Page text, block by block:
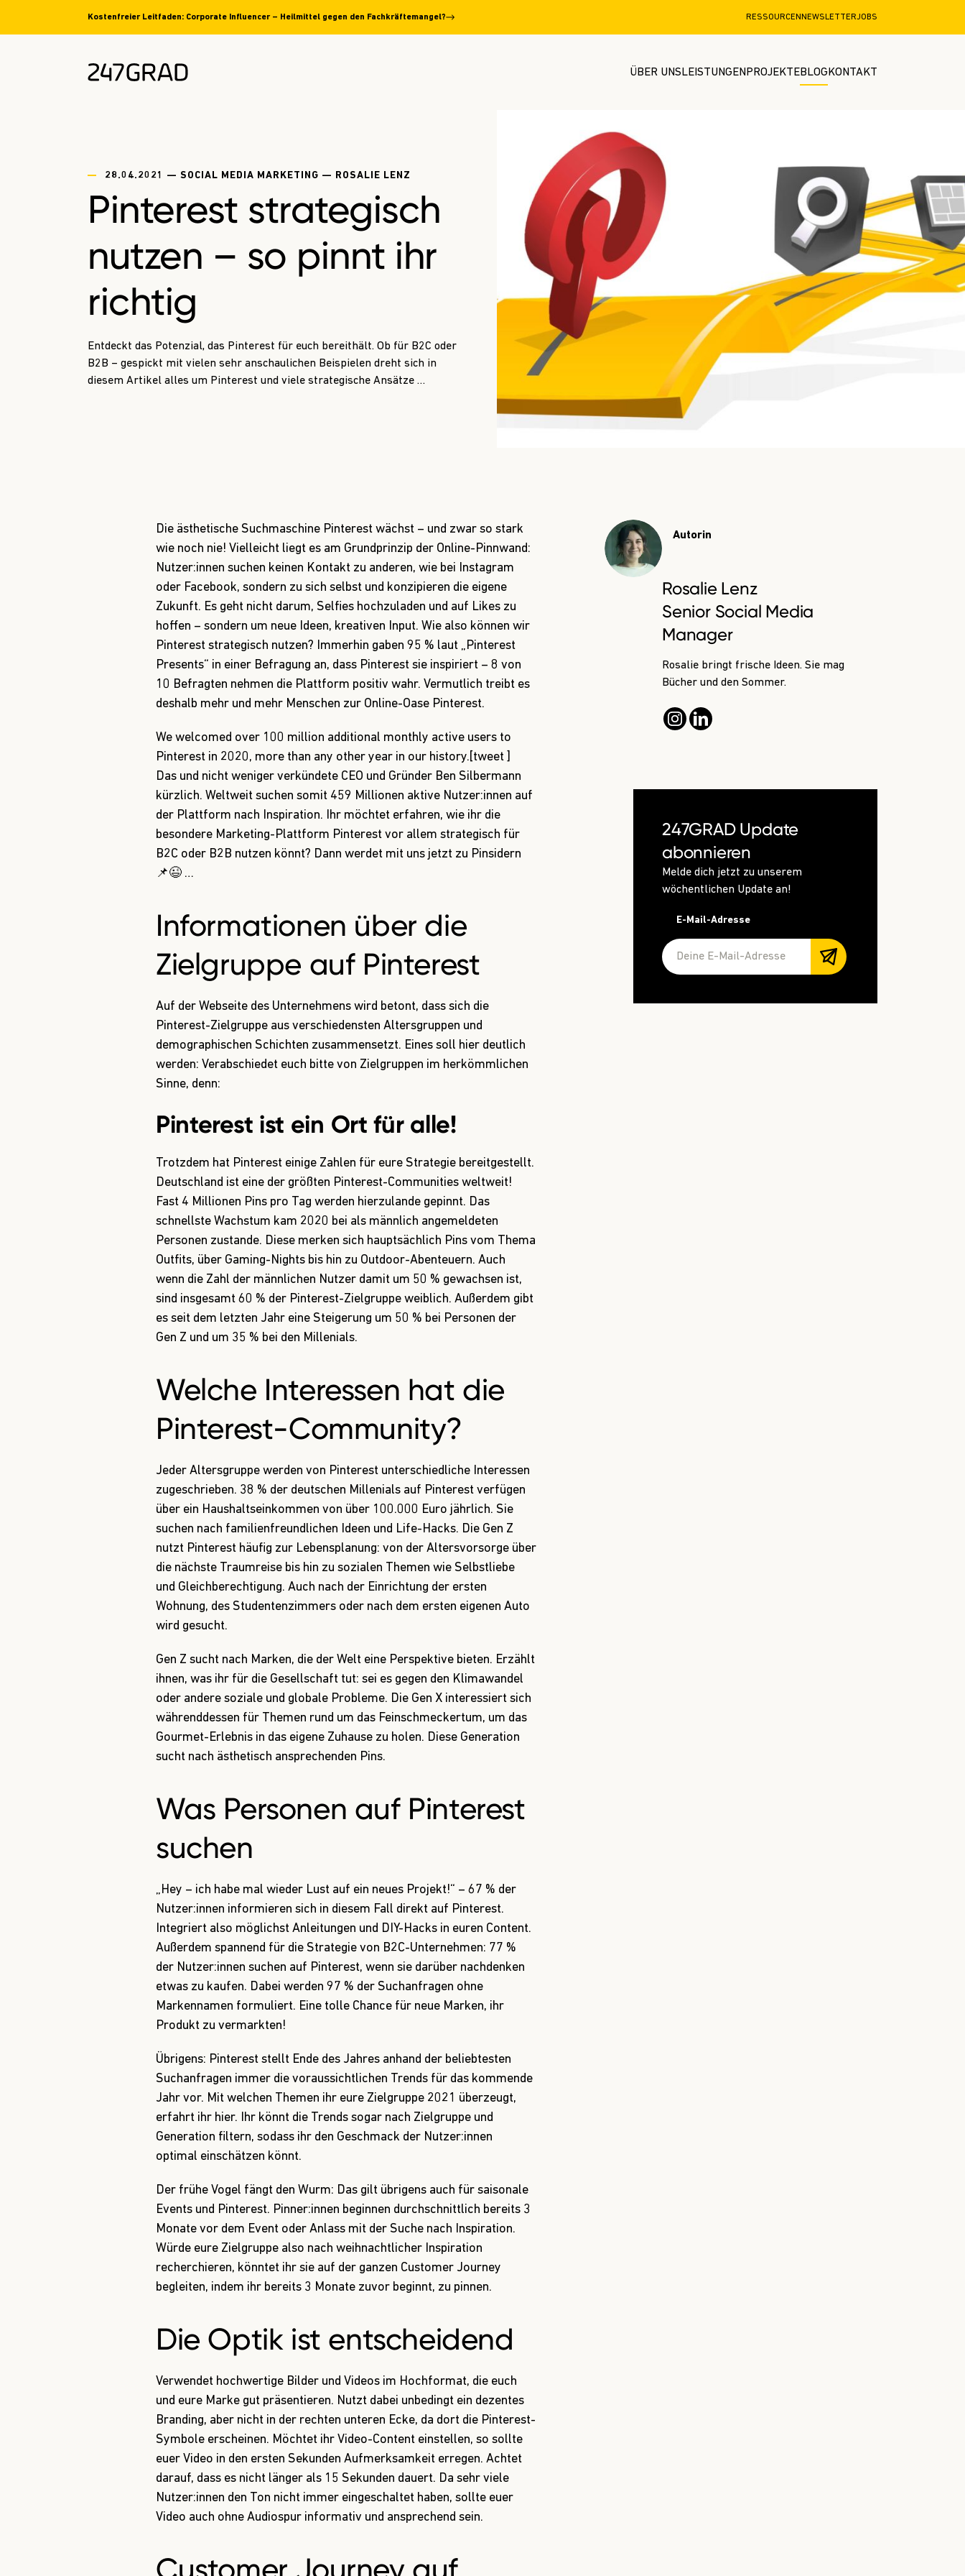
Kostenfreier Leitfaden: Corporate Influencer – Heilmittel gegen den Fachkräftemangel? RESSOURCEN NEWSLETTERJOBS
ÜBER UNS LEISTUNGEN PROJEKTEBLOG KONTAKT
28.04.2021 — SOCIAL MEDIA MARKETING — ROSALIE LENZ
Pinterest strategisch
nutzen – so pinnt ihr
richtig
Entdeckt das Potenzial, das Pinterest für euch bereithält. Ob für B2C oder
B2B – gespickt mit vielen sehr anschaulichen Beispielen dreht sich in
diesem Artikel alles um Pinterest und viele strategische Ansätze …
Die ästhetische Suchmaschine Pinterest wächst – und zwar so stark
wie noch nie! Vielleicht liegt es am Grundprinzip der Online-Pinnwand:
Nutzer:innen suchen keinen Kontakt zu anderen, wie bei Instagram
oder Facebook, sondern zu sich selbst und konzipieren die eigene
Zukunft. Es geht nicht darum, Selfies hochzuladen und auf Likes zu
hoffen – sondern um neue Ideen, kreativen Input. Wie also können wir
Pinterest strategisch nutzen? Immerhin gaben 95 % laut „Pinterest
Presents“ in einer Befragung an, dass Pinterest sie inspiriert – 8 von
10 Befragten nehmen die Plattform positiv wahr. Vermutlich treibt es
deshalb mehr und mehr Menschen zur Online-Oase Pinterest.
We welcomed over 100 million additional monthly active users to
Pinterest in 2020, more than any other year in our history.[tweet ]
Das und nicht weniger verkündete CEO und Gründer Ben Silbermann
kürzlich. Weltweit suchen somit 459 Millionen aktive Nutzer:innen auf
der Plattform nach Inspiration. Ihr möchtet erfahren, wie ihr die
besondere Marketing-Plattform Pinterest vor allem strategisch für
B2C oder B2B nutzen könnt? Dann werdet mit uns jetzt zu Pinsidern
📌😉 …
Informationen über die
Zielgruppe auf Pinterest
Auf der Webseite des Unternehmens wird betont, dass sich die
Pinterest-Zielgruppe aus verschiedensten Altersgruppen und
demographischen Schichten zusammensetzt. Eines soll hier deutlich
werden: Verabschiedet euch bitte von Zielgruppen im herkömmlichen
Sinne, denn:
Pinterest ist ein Ort für alle!
Trotzdem hat Pinterest einige Zahlen für eure Strategie bereitgestellt.
Deutschland ist eine der größten Pinterest-Communities weltweit!
Fast 4 Millionen Pins pro Tag werden hierzulande gepinnt. Das
schnellste Wachstum kam 2020 bei als männlich angemeldeten
Personen zustande. Diese merken sich hauptsächlich Pins vom Thema
Outfits, über Gaming-Nights bis hin zu Outdoor-Abenteuern. Auch
wenn die Zahl der männlichen Nutzer damit um 50 % gewachsen ist,
sind insgesamt 60 % der Pinterest-Zielgruppe weiblich. Außerdem gibt
es seit dem letzten Jahr eine Steigerung um 50 % bei Personen der
Gen Z und um 35 % bei den Millenials.
Welche Interessen hat die
Pinterest-Community?
Jeder Altersgruppe werden von Pinterest unterschiedliche Interessen
zugeschrieben. 38 % der deutschen Millenials auf Pinterest verfügen
über ein Haushaltseinkommen von über 100.000 Euro jährlich. Sie
suchen nach familienfreundlichen Ideen und Life-Hacks. Die Gen Z
nutzt Pinterest häufig zur Lebensplanung: von der Altersvorsorge über
die nächste Traumreise bis hin zu sozialen Themen wie Selbstliebe
und Gleichberechtigung. Auch nach der Einrichtung der ersten
Wohnung, des Studentenzimmers oder nach dem ersten eigenen Auto
wird gesucht.
Gen Z sucht nach Marken, die der Welt eine Perspektive bieten. Erzählt
ihnen, was ihr für die Gesellschaft tut: sei es gegen den Klimawandel
oder andere soziale und globale Probleme. Die Gen X interessiert sich
währenddessen für Themen rund um das Feinschmeckertum, um das
Gourmet-Erlebnis in das eigene Zuhause zu holen. Diese Generation
sucht nach ästhetisch ansprechenden Pins.
Was Personen auf Pinterest
suchen
„Hey – ich habe mal wieder Lust auf ein neues Projekt!“ – 67 % der
Nutzer:innen informieren sich in diesem Fall direkt auf Pinterest.
Integriert also möglichst Anleitungen und DIY-Hacks in euren Content.
Außerdem spannend für die Strategie von B2C-Unternehmen: 77 %
der Nutzer:innen suchen auf Pinterest, wenn sie darüber nachdenken
etwas zu kaufen. Dabei werden 97 % der Suchanfragen ohne
Markennamen formuliert. Eine tolle Chance für neue Marken, ihr
Produkt zu vermarkten!
Übrigens: Pinterest stellt Ende des Jahres anhand der beliebtesten
Suchanfragen immer die voraussichtlichen Trends für das kommende
Jahr vor. Mit welchen Themen ihr eure Zielgruppe 2021 überzeugt,
erfahrt ihr hier. Ihr könnt die Trends sogar nach Zielgruppe und
Generation filtern, sodass ihr den Geschmack der Nutzer:innen
optimal einschätzen könnt.
Der frühe Vogel fängt den Wurm: Das gilt übrigens auch für saisonale
Events und Pinterest. Pinner:innen beginnen durchschnittlich bereits 3
Monate vor dem Event oder Anlass mit der Suche nach Inspiration.
Würde eure Zielgruppe also nach weihnachtlicher Inspiration
recherchieren, könntet ihr sie auf der ganzen Customer Journey
begleiten, indem ihr bereits 3 Monate zuvor beginnt, zu pinnen.
Die Optik ist entscheidend
Verwendet hochwertige Bilder und Videos im Hochformat, die euch
und eure Marke gut präsentieren. Nutzt dabei unbedingt ein dezentes
Branding, aber nicht in der rechten unteren Ecke, da dort die Pinterest-
Symbole erscheinen. Möchtet ihr Video-Content einstellen, so sollte
euer Video in den ersten Sekunden Aufmerksamkeit erregen. Achtet
darauf, dass es nicht länger als 15 Sekunden dauert. Da sehr viele
Nutzer:innen den Ton nicht immer eingeschaltet haben, sollte euer
Video auch ohne Audiospur informativ und ansprechend sein.
Autorin
Rosalie Lenz
Senior Social Media
Manager
Rosalie bringt frische Ideen. Sie mag
Bücher und den Sommer.
247GRAD Update
abonnieren
Melde dich jetzt zu unserem
wöchentlichen Update an!
E-Mail-Adresse